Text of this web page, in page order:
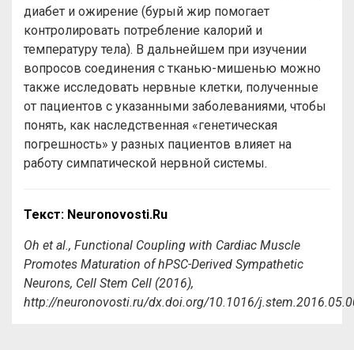
диабет и ожирение (бурый жир помогает
контролировать потребление калорий и
температуру тела). В дальнейшем при изучении
вопросов соединения с тканью-мишенью можно
также исследовать нервные клетки, полученные
от пациентов с указанными заболеваниями, чтобы
понять, как наследственная «генетическая
погрешность» у разных пациентов влияет на
работу симпатической нервной системы.
Текст: Neuronovosti.Ru
Oh et al., Functional Coupling with Cardiac Muscle
Promotes Maturation of hPSC-Derived Sympathetic
Neurons, Cell Stem Cell (2016),
http://neuronovosti.ru/dx.doi.org/10.1016/